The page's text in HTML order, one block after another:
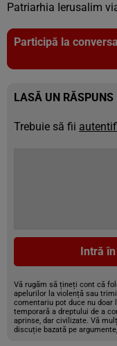
Patriarhia Ierusalim
Participă la
LASĂ UN RĂSPUNS
Trebuie să fii
Intră
Vă rugăm să țineți cont că
apelurilor la violență sau
comentariu pot duce nu doar
temporară a dreptului de a
aprinse, dar civilizate. Vă
discuție bazată pe